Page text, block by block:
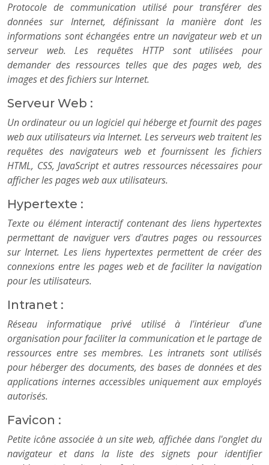
Protocole de communication utilisé pour transférer des
données sur Internet, définissant la manière dont les
informations sont échangées entre un navigateur web et un
serveur web. Les requêtes HTTP sont utilisées pour
demander des ressources telles que des pages web, des
images et des fichiers sur Internet.
Serveur Web :
Un ordinateur ou un logiciel qui héberge et fournit des pages
web aux utilisateurs via Internet. Les serveurs web traitent les
requêtes des navigateurs web et fournissent les fichiers
HTML, CSS, JavaScript et autres ressources nécessaires pour
afficher les pages web aux utilisateurs.
Hypertexte :
Texte ou élément interactif contenant des liens hypertextes
permettant de naviguer vers d'autres pages ou ressources
sur Internet. Les liens hypertextes permettent de créer des
connexions entre les pages web et de faciliter la navigation
pour les utilisateurs.
Intranet :
Réseau informatique privé utilisé à l'intérieur d'une
organisation pour faciliter la communication et le partage de
ressources entre ses membres. Les intranets sont utilisés
pour héberger des documents, des bases de données et des
applications internes accessibles uniquement aux employés
autorisés.
Favicon :
Petite icône associée à un site web, affichée dans l'onglet du
navigateur et dans la liste des signets pour identifier